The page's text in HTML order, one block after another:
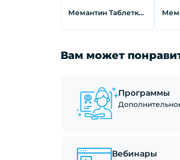
Мемантин Таблетки покрытые пленочной оболочкой 10 мг 30 шт
Вам может
Программы
Вебинары